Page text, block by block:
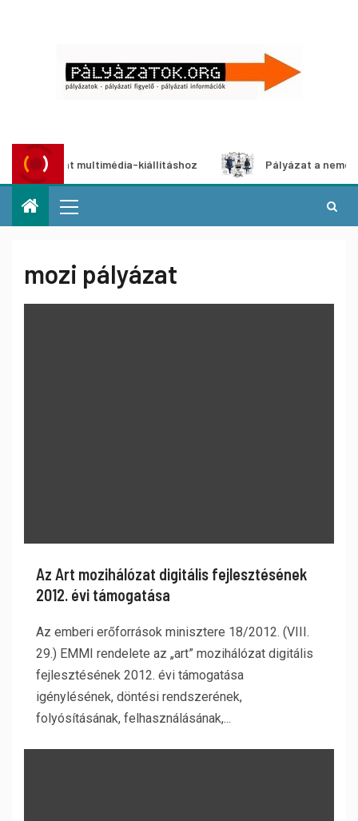
multimédia-kiállításhoz Pályázat a nemek
mozi pályázat
Az Art mozihálózat digitális fejlesztésének
2012. évi támogatása
Az emberi erőforrások minisztere 18/2012. (VIII.
29.) EMMI rendelete az „art” mozihálózat digitális
fejlesztésének 2012. évi támogatása
igénylésének, döntési rendszerének,
folyósításának, felhasználásának,...